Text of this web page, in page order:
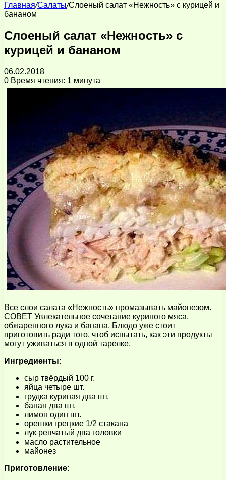
Главная/Салаты/Слоеный салат «Нежность» с курицей и
бананом
Слоеный салат «Нежность» с
курицей и бананом
06.02.2018
0 Время чтения: 1 минута
Все слои салата «Нежность» промазывать майонезом.
СОВЕТ Увлекательное сочетание куриного мяса,
обжаренного лука и банана. Блюдо уже стоит
приготовить ради того, чтоб испытать, как эти продукты
могут уживаться в одной тарелке.
Ингредиенты:
сыр твёрдый 100 г.
яйца четыре шт.
грудка куриная два шт.
банан два шт.
лимон один шт.
орешки грецкие 1/2 стакана
лук репчатый два головки
масло растительное
майонез
Приготовление: